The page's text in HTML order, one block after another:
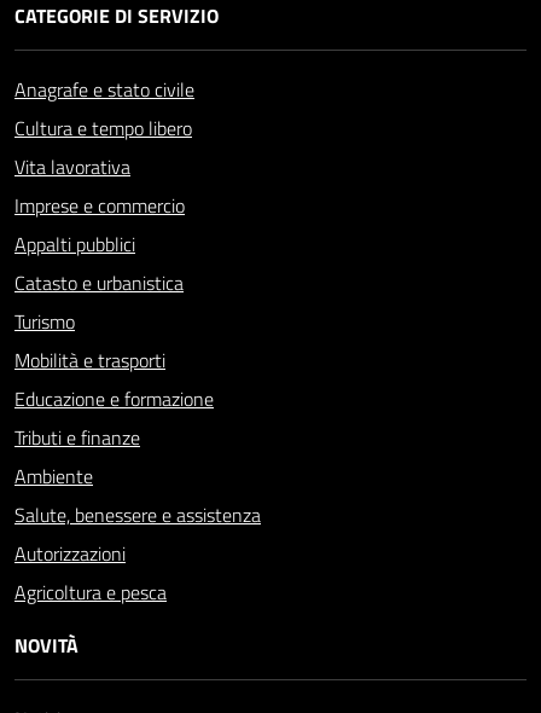
CATEGORIE DI SERVIZIO
Anagrafe e stato civile
Cultura e tempo libero
Vita lavorativa
Imprese e commercio
Appalti pubblici
Catasto e urbanistica
Turismo
Mobilità e trasporti
Educazione e formazione
Tributi e finanze
Ambiente
Salute, benessere e assistenza
Autorizzazioni
Agricoltura e pesca
NOVITÀ